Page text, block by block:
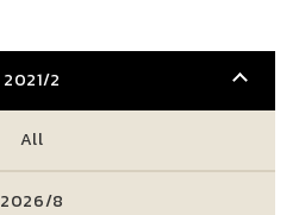
2021/2
All
2026/8